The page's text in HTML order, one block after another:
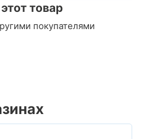
товар
покупателями